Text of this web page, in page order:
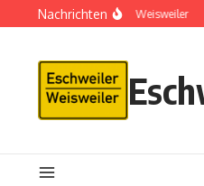
Nachrichten
Schlüsseldienst in Weisweiler